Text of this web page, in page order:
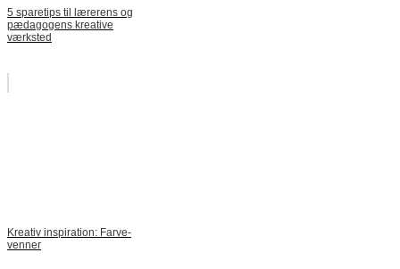
5 sparetips til lærerens og
pædagogens kreative
værksted
Kreativ inspiration: Farve-
venner